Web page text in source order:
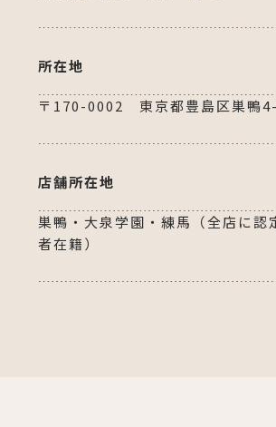
所在地
〒170-0002 東京都豊島区巣鴨
店舗所在地
巣鴨・大泉学園・練馬（全店に認
者在籍）